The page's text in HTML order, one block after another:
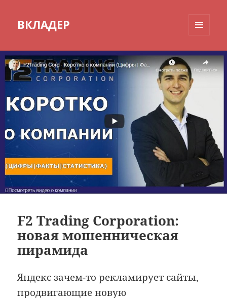
ВКЛАДЕР
ВИДЖЕТЫ
F2 Trading Corporation:
новая мошенническая
пирамида
Яндекс зачем-то рекламирует сайты,
продвигающие новую